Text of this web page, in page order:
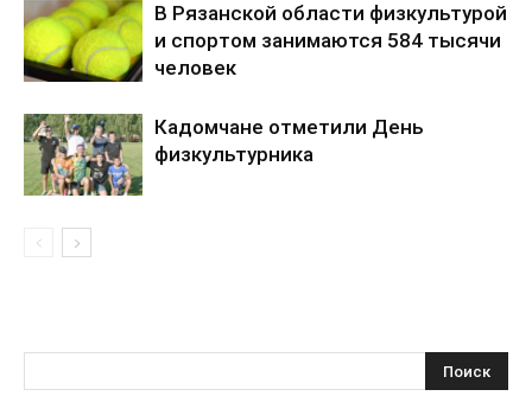
В Рязанской области физкультурой
и спортом занимаются 584 тысячи
человек
Кадомчане отметили День
физкультурника